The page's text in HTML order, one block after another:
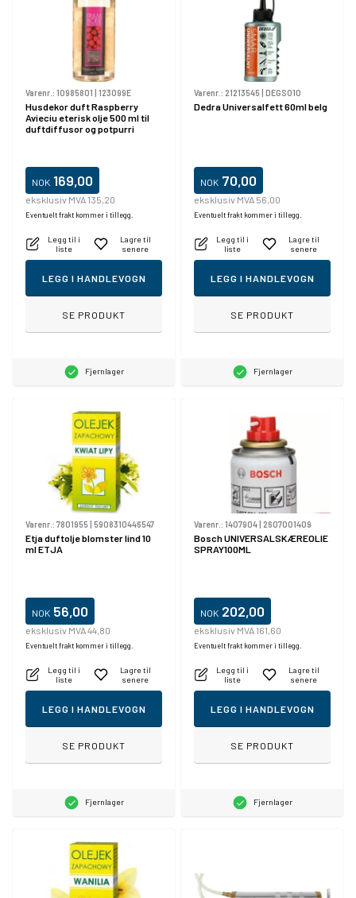
Varenr.: 10985801 | 123099E
Husdekor duft Raspberry
Avieciu eterisk olje 500 ml til
duftdiffusor og potpurri
NOK 169,00
eksklusiv MVA 135,20
Eventuelt frakt kommer i tillegg.
Legg til i
liste
Lagre til
senere
LEGG I HANDLEVOGN
SE PRODUKT
Fjernlager
Varenr.: 21213545| DEGS010
Dedra Universalfett 60ml belg
NOK 70,00
eksklusiv MVA 56,00
Eventuelt frakt kommer i tillegg.
Legg til i
liste
Lagre til
senere
LEGG I HANDLEVOGN
SE PRODUKT
Fjernlager
Varenr.: 7801955| 5908310446547
Etja duftolje blomster lind 10
ml ETJA
NOK 56,00
eksklusiv MVA 44,80
Eventuelt frakt kommer i tillegg.
Legg til i
liste
Lagre til
senere
LEGG I HANDLEVOGN
SE PRODUKT
Fjernlager
Varenr.: 1407904| 2607001409
Bosch UNIVERSALSKÆREOLIE
SPRAY100ML
NOK 202,00
eksklusiv MVA 161,60
Eventuelt frakt kommer i tillegg.
Legg til i
liste
Lagre til
senere
LEGG I HANDLEVOGN
SE PRODUKT
Fjernlager